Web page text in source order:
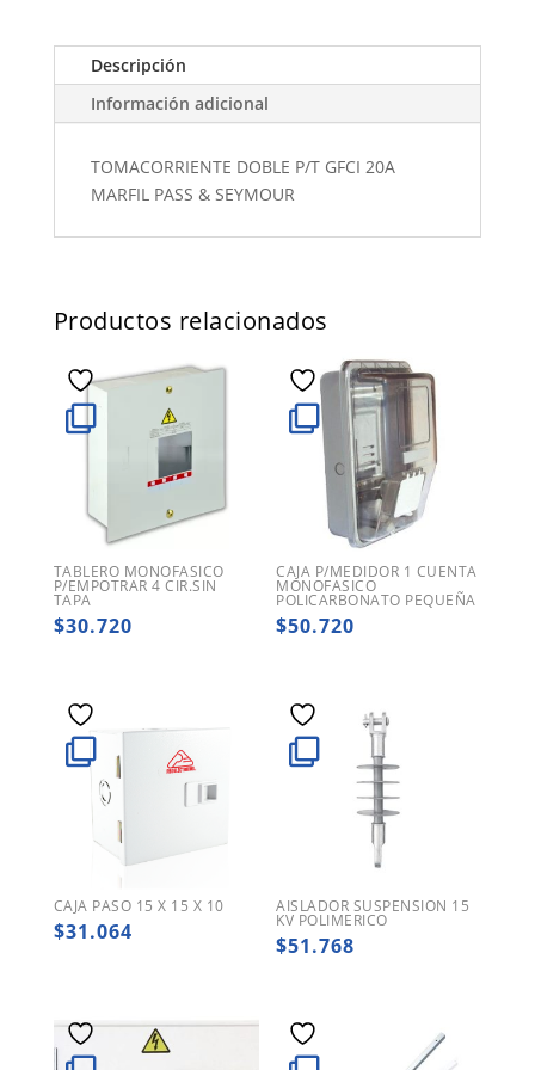
Descripción
Información adicional
TOMACORRIENTE DOBLE P/T GFCI 20A
MARFIL PASS & SEYMOUR
Productos relacionados
TABLERO MONOFASICO
P/EMPOTRAR 4 CIR.SIN
TAPA
$30.720
CAJA P/MEDIDOR 1 CUENTA
MONOFASICO
POLICARBONATO PEQUEÑA
$50.720
CAJA PASO 15 X 15 X 10
$31.064
AISLADOR SUSPENSION 15
KV POLIMERICO
$51.768